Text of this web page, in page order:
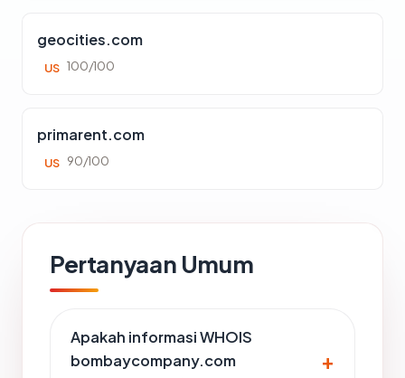
geocities.com
US 100/100
primarent.com
US 90/100
Pertanyaan Umum
Apakah informasi WHOIS
bombaycompany.com